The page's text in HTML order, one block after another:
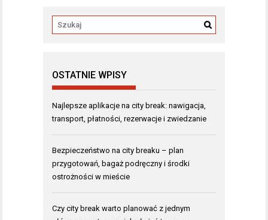
OSTATNIE WPISY
Najlepsze aplikacje na city break: nawigacja,
transport, płatności, rezerwacje i zwiedzanie
Bezpieczeństwo na city breaku – plan
przygotowań, bagaż podręczny i środki
ostrożności w mieście
Czy city break warto planować z jednym